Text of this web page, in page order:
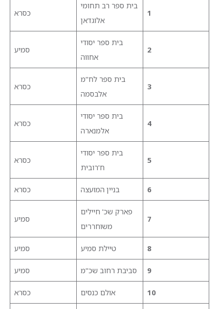
1
בית ספר רב תחומי
אלוגדאן
כסרא
2
בית ספר יסודי
אחווה
סמיע
3
בית ספר לח"מ
אלבסמה
כסרא
4
בית ספר יסודי
אלמנארה
כסרא
5
בית ספר יסודי
ח'רובית
כסרא
6 בניין המועצה כסרא
7
פארק שכ' חיילים
משוחררים
סמיע
8 טיילת סמיע סמיע
9 סביבת רחוב שכ"מ סמיע
10 אולם כנסים כסרא